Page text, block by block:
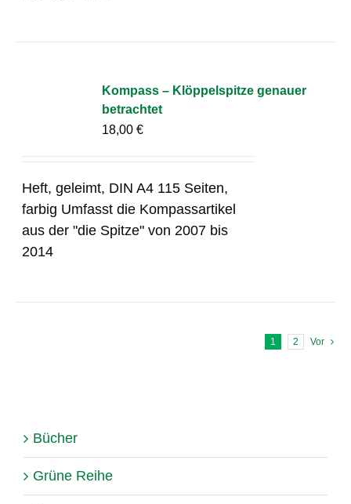
Kompass – Klöppelspitze genauer
betrachtet
18,00€
Heft, geleimt, DIN A4 115 Seiten,
farbig Umfasst die Kompassartikel
aus der "die Spitze" von 2007 bis
2014
1 2 Vor
Bücher
Grüne Reihe